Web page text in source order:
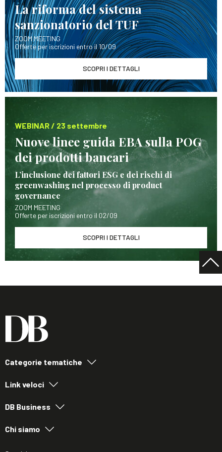
La riforma del sistema
sanzionatorio del TUF
ZOOM MEETING
Offerte per iscrizioni entro il 10/09
SCOPRI I DETTAGLI
WEBINAR / 23 settembre
Nuove linee guida EBA sulla POG
dei prodotti bancari
L’inclusione dei fattori ESG e dei rischi di
greenwashing nel processo di product
governance
ZOOM MEETING
Offerte per iscrizioni entro il 02/09
SCOPRI I DETTAGLI
Categorie tematiche
Link veloci
DB Business
Chi siamo